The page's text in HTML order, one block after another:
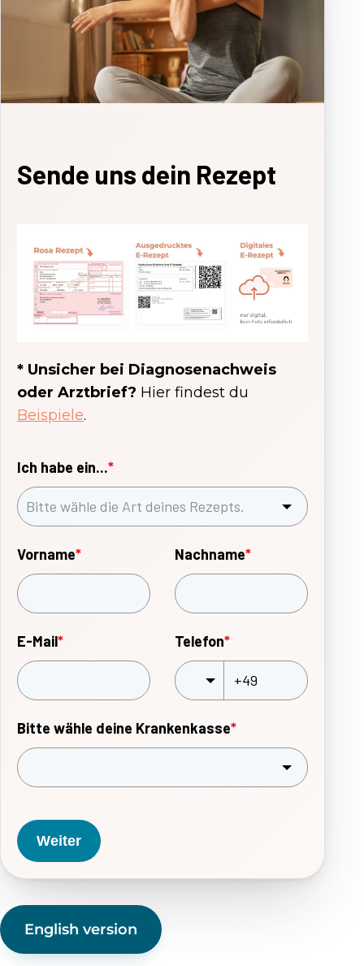
Sende uns dein Rezept
* Unsicher bei Diagnosenachweis
oder Arztbrief? Hier findest du
Beispiele.
Ich habe ein...*
Vorname* Nachname*
E-Mail* Telefon*
Bitte wähle deine Krankenkasse*
Weiter
English version